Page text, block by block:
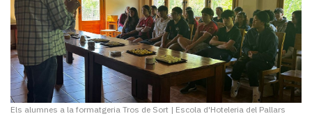
Els alumnes a la formatgeria Tros de Sort | Escola d'Hoteleria del Pallars